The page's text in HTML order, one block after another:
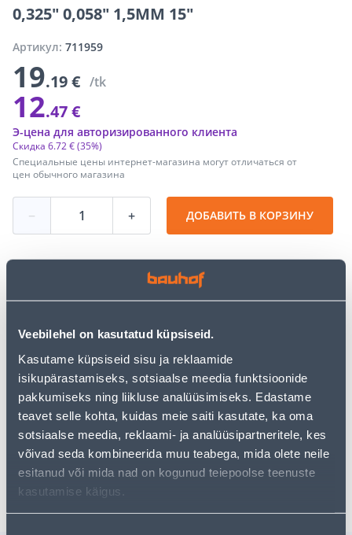
Veebilehel on kasutatud küpsiseid.
Kasutame küpsiseid sisu ja reklaamide
isikupärastamiseks, sotsiaalse meedia funktsioonide
pakkumiseks ning liikluse analüüsimiseks. Edastame
teavet selle kohta, kuidas meie saiti kasutate, ka oma
sotsiaalse meedia, reklaami- ja analüüsipartneritele, kes
võivad seda kombineerida muu teabega, mida olete neile
esitanud või mida nad on kogunud teiepoolse teenuste
kasutamise käigus.
0,325" 0,058" 1,5MM 15"
Артикул: 711959
19.19 € /tk
12.47 €
Специальные цены интернет-магазина могут отличаться от
цен обычного магазина
Скидка 6.72 €(35%)
Э-цена для авторизированного клиента
− + ДОБАВИТЬ В КОРЗИНУ
Посмотреть наличие
• Saekett Premium Cut 64DL 0,325" 0,058" 1,5 mm.
• 14-päevane tagastusõigus.
Предполагаемая доставка 3,69 € от 2-5 tööpäeva
Посылочный автомат от 2,29 € с 2-5 tööpäeva
Забрать в магазине, с 11.08.2026